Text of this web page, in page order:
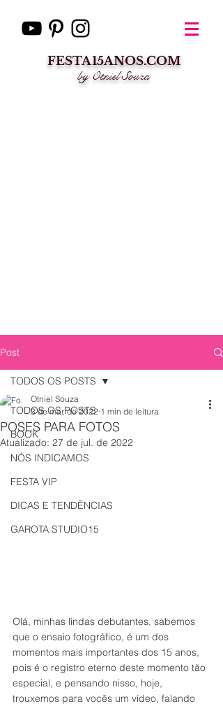
FESTA15ANOS.COM
by Otniel Souza
Post
TODOS OS POSTS
BOOK
NÓS INDICAMOS
FESTA VIP
DICAS E TENDÊNCIAS
GAROTA STUDIO15
TODOS OS POSTS
POSES PARA FOTOS
Otniel Souza
3 de mar. de 2022 1 min de leitura
Atualizado: 27 de jul. de 2022
Olá, minhas lindas debutantes, sabemos
que o ensaio fotográfico, é um dos
momentos mais importantes dos 15 anos,
pois é o registro eterno deste momento tão
especial, e pensando nisso, hoje,
trouxemos para vocês um vídeo, falando